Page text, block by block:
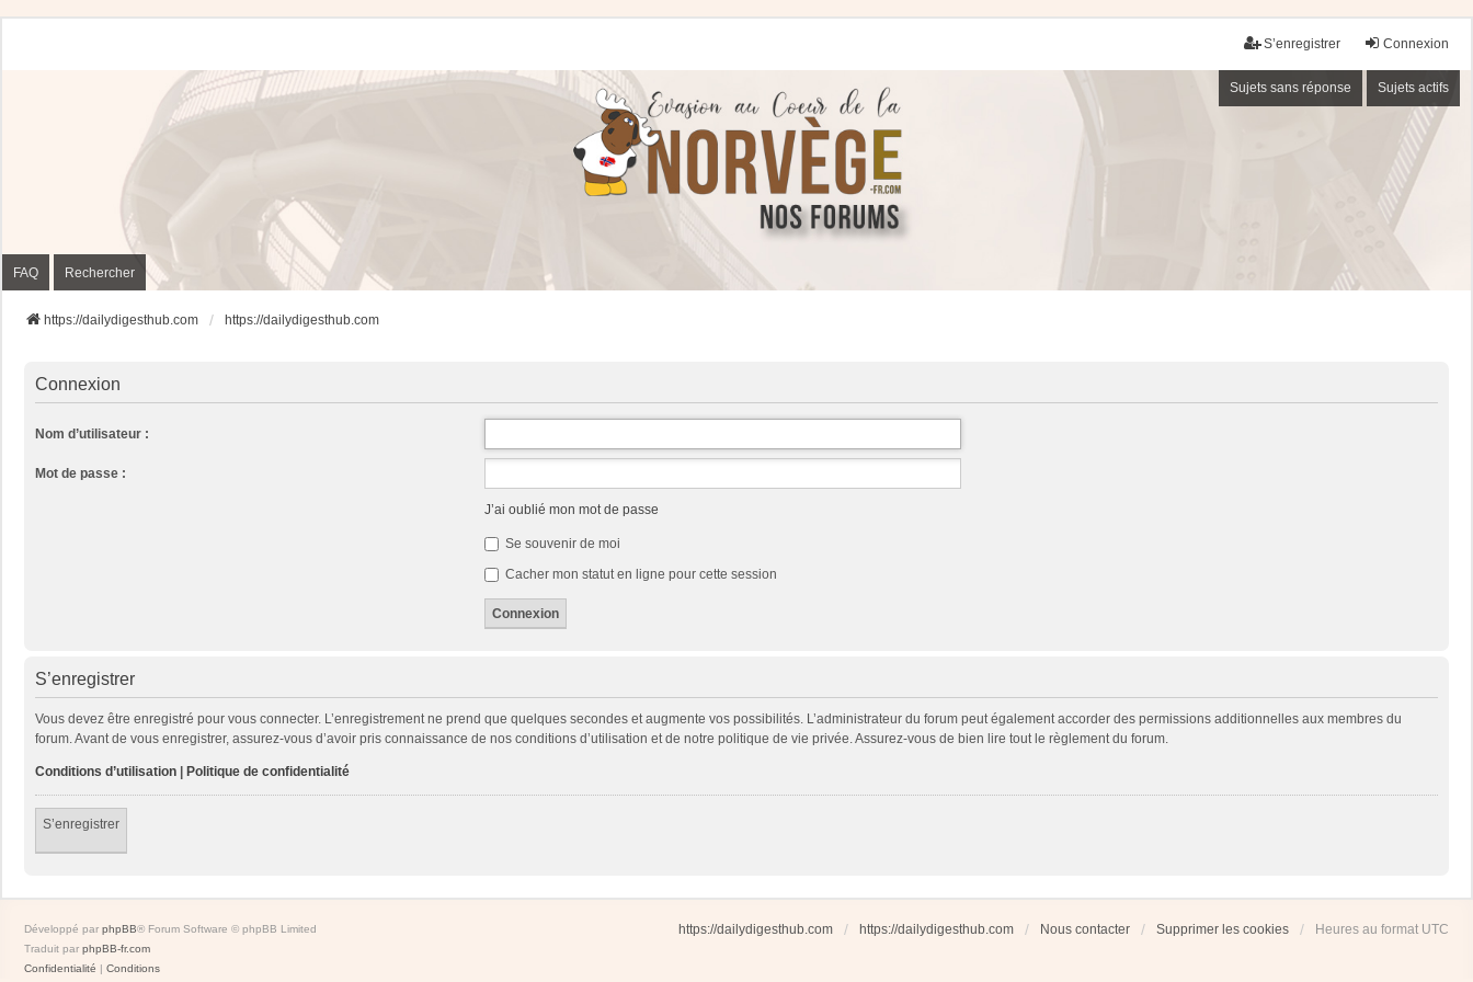
Connexion
S’enregistrer
Sujets sans réponse Sujets actifs
FAQ Rechercher
https://dailydigesthub.com https://dailydigesthub.com
Connexion
Nom d’utilisateur :
Mot de passe :
J’ai oublié mon mot de passe
Se souvenir de moi
Cacher mon statut en ligne pour cette session
S’enregistrer
Vous devez être enregistré pour vous connecter. L’enregistrement ne prend que quelques secondes et augmente vos possibilités. L’administrateur du forum peut également accorder des permissions additionnelles aux membres du
forum. Avant de vous enregistrer, assurez-vous d’avoir pris connaissance de nos conditions d’utilisation et de notre politique de vie privée. Assurez-vous de bien lire tout le règlement du forum.
Conditions d’utilisation Politique de confidentialité
S’enregistrer
https://dailydigesthub.com https://dailydigesthub.com Nous contacter Supprimer les cookies Heures au format UTC
Développé par phpBB® Forum Software © phpBB Limited
Traduit par phpBB-fr.com
Confidentialité | Conditions